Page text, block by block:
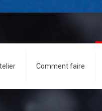
Comment faire